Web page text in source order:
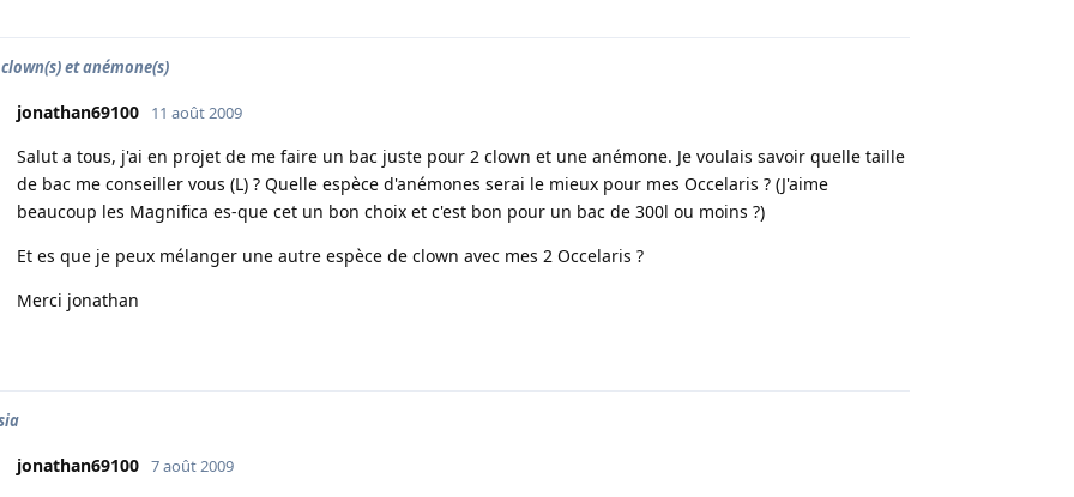
et anémone(s)
jonathan69100 11 août 2009
Salut a tous, j'ai en projet de me faire un bac juste pour 2 clown et une anémone. Je voulais savoir quelle taille
de bac me conseiller vous (L) ? Quelle espèce d'anémones serai le mieux pour mes Occelaris ? (J'aime
beaucoup les Magnifica es-que cet un bon choix et c'est bon pour un bac de 300l ou moins ?)
Et es que je peux mélanger une autre espèce de clown avec mes 2 Occelaris ?
Merci jonathan
jonathan69100 7 août 2009